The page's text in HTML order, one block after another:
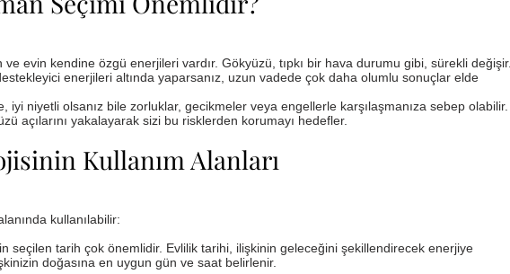
evin kendine özgü enerjileri vardır. Gökyüzü, tıpkı bir hava durumu gibi, sürekli değişir.
enerjileri altında yaparsanız, uzun vadede çok daha olumlu sonuçlar elde
iyi niyetli olsanız bile zorluklar, gecikmeler veya engellerle karşılaşmanıza sebep olabilir.
açılarını yakalayarak sizi bu risklerden korumayı hedefler.
Kullanım Alanları
kullanılabilir:
seçilen tarih çok önemlidir. Evlilik tarihi, ilişkinin geleceğini şekillendirecek enerjiye
doğasına en uygun gün ve saat belirlenir.